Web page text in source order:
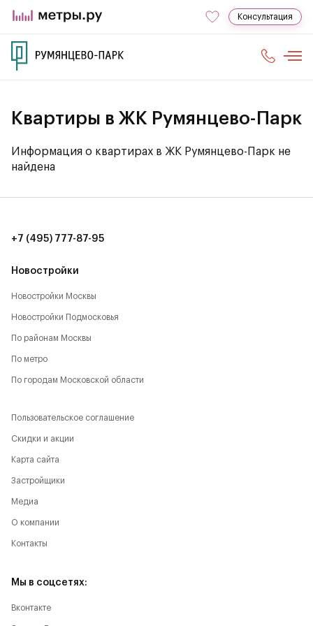
Консультация
Квартиры в ЖК Румянцево-Парк
Информация о квартирах в ЖК Румянцево-Парк не
найдена
Новостройки
Новостройки Москвы
Новостройки Подмосковья
По районам Москвы
По метро
По городам Московской области
+7 (495) 777-87-95
Пользовательское соглашение
Скидки и акции
Карта сайта
Застройщики
Медиа
О компании
Контакты
Мы в соцсетях:
Вконтакте